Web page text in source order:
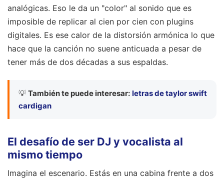
analógicas. Eso le da un "color" al sonido que es
imposible de replicar al cien por cien con plugins
digitales. Es ese calor de la distorsión armónica lo que
hace que la canción no suene anticuada a pesar de
tener más de dos décadas a sus espaldas.
💡 También te puede interesar: letras de taylor swift
cardigan
El desafío de ser DJ y vocalista al
mismo tiempo
Imagina el escenario. Estás en una cabina frente a dos